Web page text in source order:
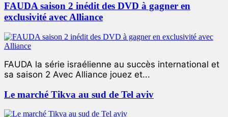
FAUDA saison 2 inédit des DVD à gagner en
exclusivité avec Alliance
FAUDA la série israélienne au succès international et
sa saison 2 Avec Alliance jouez et...
Le marché Tikva au sud de Tel aviv